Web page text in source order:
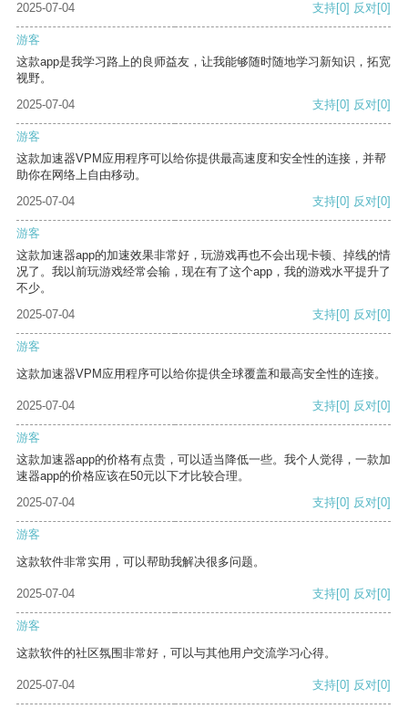
2025-07-04
支持[0] 反对[0]
游客
这款app是我学习路上的良师益友，让我能够随时随地学习新知识，拓宽
视野。
2025-07-04
支持[0] 反对[0]
游客
这款加速器VPM应用程序可以给你提供最高速度和安全性的连接，并帮
助你在网络上自由移动。
2025-07-04
支持[0] 反对[0]
游客
这款加速器app的加速效果非常好，玩游戏再也不会出现卡顿、掉线的情
况了。我以前玩游戏经常会输，现在有了这个app，我的游戏水平提升了
不少。
2025-07-04
支持[0] 反对[0]
游客
这款加速器VPM应用程序可以给你提供全球覆盖和最高安全性的连接。
2025-07-04 支持[0] 反对[0]
游客
这款加速器app的价格有点贵，可以适当降低一些。我个人觉得，一款加
速器app的价格应该在50元以下才比较合理。
2025-07-04
支持[0] 反对[0]
游客
这款软件非常实用，可以帮助我解决很多问题。
2025-07-04 支持[0] 反对[0]
游客
这款软件的社区氛围非常好，可以与其他用户交流学习心得。
2025-07-04 支持[0] 反对[0]